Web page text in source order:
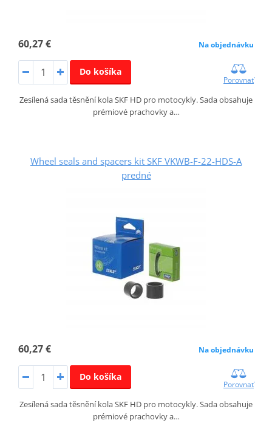
60,27 € Na objednávku
Do košíka
Porovnať
Zesílená sada těsnění kola SKF HD pro motocykly. Sada obsahuje
prémiové prachovky a…
Wheel seals and spacers kit SKF VKWB-F-22-HDS-A
predné
60,27 € Na objednávku
Do košíka
Porovnať
Zesílená sada těsnění kola SKF HD pro motocykly. Sada obsahuje
prémiové prachovky a…